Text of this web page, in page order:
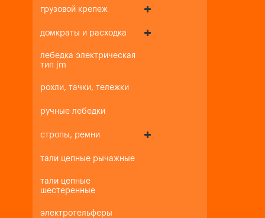
грузовой крепеж
домкраты и расходка
лебедка электрическая
тип jm
рохли, тачки, тележки
ручные лебедки
стропы, ремни
тали цепные рычажные
тали цепные
шестеренные
электротельферы